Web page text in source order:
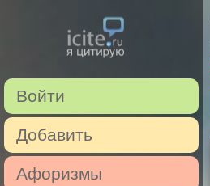
Войти
Добавить
Афоризмы